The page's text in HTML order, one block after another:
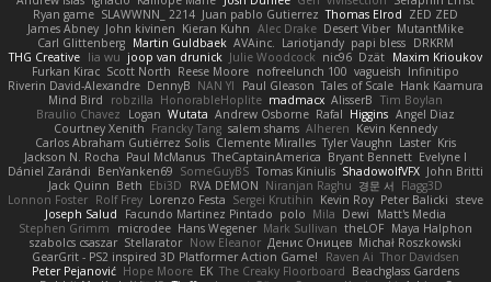
Ryan game SLAWWNN_ 2214 Juan pablo Gutierrez Thomas Elrod ZED ZED
James Abney John kivinen Kieran Kuhn Alec Drake Desert Viber MutantMike
Carl Glittenberg Martin Guldbaek AVAinc. Lariotjandy papi bless DRKRM
THG Creative lia wu joop van drunick Julie Woodcock nic96 Dzät Maxim Krioukov
Furkan Kirac Scott North Reese Moore nofreelunch 100 vagueish Infinitipo
Riverin David-Alexandre DennyB NAN YI Paul Gleason Tales of Scale Hank Kaamura
Mind Bird
robzilla HonorableHoplite madmacx AlisserB Tim Boylan
Braulio Chavez
Logan Wutata Andrew Osborne Rafal Higgins Angel Diaz
Courtney Xenith Francky Tang salem shams Alheren Kevin Kennedy
Carlos Abraham Gutiérrez Solis Clemente Miralles Tyler Vaughn Laster Kris
Jackson N. Rocha Paul McManus TheCaptainAmerica Bryant Bennett Evelyne I
Dániel Zarándi BenYanken69 SomeGuyBS Tomas Kiniulis ShadowolfVFX John Britti
Jack Quinn Beth Ebi3D RVA DEMON Niranjan Raghu 경문 서 Flagg3D
Lonnon Foster Rolf Frey Lorenzo Festa Sergei Krutihin Kevin Roy Peter Balicki steve
Joseph Salud
Facundo Martinez Pintado polo Mila Dewi
Matt's Media
Stephen Grimm
microdee Hans Wegener Mark Sullivan theLOF Maya Halphon
szabolcs csaszar Stellarator Now Eleanor Денис Оницев Michał Roszkowski
GearGrit - PS2 inspired 3D Platformer Action Game!
Raven Ai Thor Davidsen
Peter Pejanović Hope Moore EK The Creaky Floorboard Beachglass Gardens